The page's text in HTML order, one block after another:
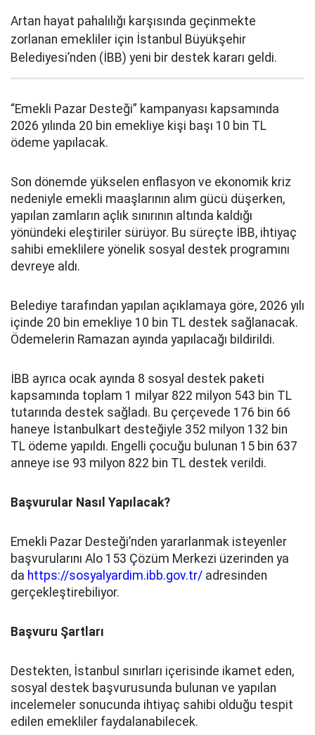
Artan hayat pahalılığı karşısında geçinmekte
zorlanan emekliler için İstanbul Büyükşehir
Belediyesi’nden (İBB) yeni bir destek kararı geldi.
“Emekli Pazar Desteği” kampanyası kapsamında
2026 yılında 20 bin emekliye kişi başı 10 bin TL
ödeme yapılacak.
Son dönemde yükselen enflasyon ve ekonomik kriz
nedeniyle emekli maaşlarının alım gücü düşerken,
yapılan zamların açlık sınırının altında kaldığı
yönündeki eleştiriler sürüyor. Bu süreçte İBB, ihtiyaç
sahibi emeklilere yönelik sosyal destek programını
devreye aldı.
Belediye tarafından yapılan açıklamaya göre, 2026 yılı
içinde 20 bin emekliye 10 bin TL destek sağlanacak.
Ödemelerin Ramazan ayında yapılacağı bildirildi.
İBB ayrıca ocak ayında 8 sosyal destek paketi
kapsamında toplam 1 milyar 822 milyon 543 bin TL
tutarında destek sağladı. Bu çerçevede 176 bin 66
haneye İstanbulkart desteğiyle 352 milyon 132 bin
TL ödeme yapıldı. Engelli çocuğu bulunan 15 bin 637
anneye ise 93 milyon 822 bin TL destek verildi.
Başvurular Nasıl Yapılacak?
Emekli Pazar Desteği’nden yararlanmak isteyenler
başvurularını Alo 153 Çözüm Merkezi üzerinden ya
da https://sosyalyardim.ibb.gov.tr/ adresinden
gerçekleştirebiliyor.
Başvuru Şartları
Destekten, İstanbul sınırları içerisinde ikamet eden,
sosyal destek başvurusunda bulunan ve yapılan
incelemeler sonucunda ihtiyaç sahibi olduğu tespit
edilen emekliler faydalanabilecek.